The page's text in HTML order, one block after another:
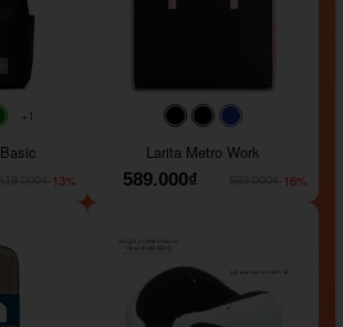
#008000
+1
-13%
#000000#000000
Larita Metro Work
589.000₫
-16%